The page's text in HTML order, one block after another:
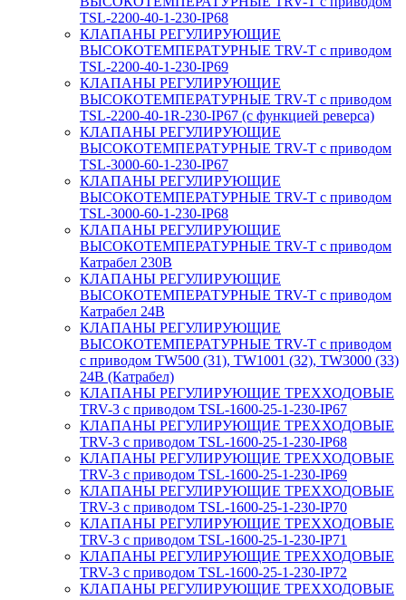
TSL-2200-40-1-230-IP68
КЛАПАНЫ РЕГУЛИРУЮЩИЕ
ВЫСОКОТЕМПЕРАТУРНЫЕ TRV-T с приводом
TSL-2200-40-1-230-IP69
КЛАПАНЫ РЕГУЛИРУЮЩИЕ
ВЫСОКОТЕМПЕРАТУРНЫЕ TRV-T с приводом
TSL-2200-40-1R-230-IP67 (с функцией реверса)
КЛАПАНЫ РЕГУЛИРУЮЩИЕ
ВЫСОКОТЕМПЕРАТУРНЫЕ TRV-T с приводом
TSL-3000-60-1-230-IP67
КЛАПАНЫ РЕГУЛИРУЮЩИЕ
ВЫСОКОТЕМПЕРАТУРНЫЕ TRV-T с приводом
TSL-3000-60-1-230-IP68
КЛАПАНЫ РЕГУЛИРУЮЩИЕ
ВЫСОКОТЕМПЕРАТУРНЫЕ TRV-T с приводом
Катрабел 230В
КЛАПАНЫ РЕГУЛИРУЮЩИЕ
ВЫСОКОТЕМПЕРАТУРНЫЕ TRV-T с приводом
Катрабел 24В
КЛАПАНЫ РЕГУЛИРУЮЩИЕ
ВЫСОКОТЕМПЕРАТУРНЫЕ TRV-T с приводом
с приводом TW500 (31), TW1001 (32), TW3000 (33)
24В (Катрабел)
КЛАПАНЫ РЕГУЛИРУЮЩИЕ ТРЕХХОДОВЫЕ
TRV-3 с приводом TSL-1600-25-1-230-IP67
КЛАПАНЫ РЕГУЛИРУЮЩИЕ ТРЕХХОДОВЫЕ
TRV-3 с приводом TSL-1600-25-1-230-IP68
КЛАПАНЫ РЕГУЛИРУЮЩИЕ ТРЕХХОДОВЫЕ
TRV-3 с приводом TSL-1600-25-1-230-IP69
КЛАПАНЫ РЕГУЛИРУЮЩИЕ ТРЕХХОДОВЫЕ
TRV-3 с приводом TSL-1600-25-1-230-IP70
КЛАПАНЫ РЕГУЛИРУЮЩИЕ ТРЕХХОДОВЫЕ
TRV-3 с приводом TSL-1600-25-1-230-IP71
КЛАПАНЫ РЕГУЛИРУЮЩИЕ ТРЕХХОДОВЫЕ
TRV-3 с приводом TSL-1600-25-1-230-IP72
КЛАПАНЫ РЕГУЛИРУЮЩИЕ ТРЕХХОДОВЫЕ